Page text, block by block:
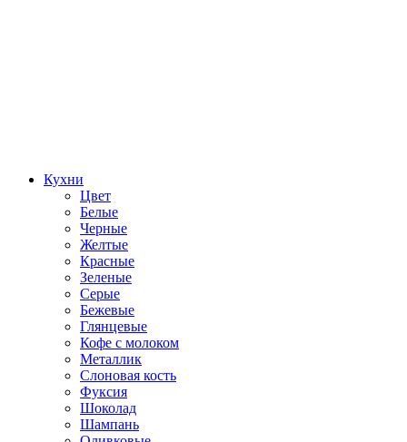
Кухни
Цвет
Белые
Черные
Желтые
Красные
Зеленые
Серые
Бежевые
Глянцевые
Кофе с молоком
Металлик
Слоновая кость
Фуксия
Шоколад
Шампань